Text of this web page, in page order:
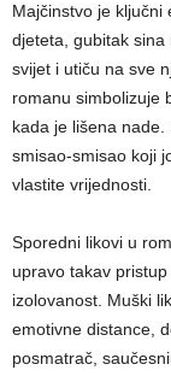
Majčinstvo je ključni
djeteta, gubitak
svijet i utiču na sve
romanu simbolizuje
kada je lišena
smisao-smisao koji
vlastite vrijednosti.
Sporedni likovi u
upravo takav
izolovanost. Muški
emotivne distance,
posmatrač,